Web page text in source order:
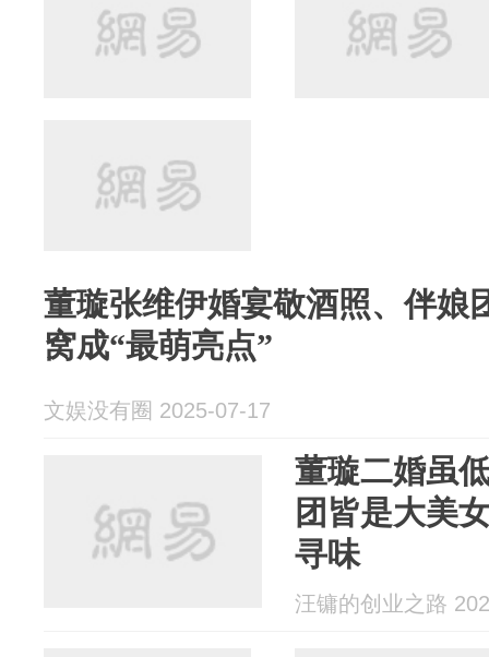
董璇张维伊婚宴敬酒照、伴娘
窝成“最萌亮点”
文娱没有圈 2025-07-17
董璇二婚虽
团皆是大美
寻味
汪镛的创业之路